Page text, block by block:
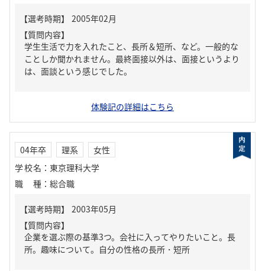
【質問内容】
学生生活で力を入れたこと、長所＆短所、など。一般的な
ことしか聞かれません。最終面接以外は、面接というより
は、面談という感じでした。
体験記の詳細はこちら
04年卒 理系
女性
学校名 ： 東京理科大学
職種 ： 総合職
【質問内容】
企業を選ぶ際の基準3つ。会社に入ってやりたいこと。長
所。趣味について。自分の性格の長所・短所